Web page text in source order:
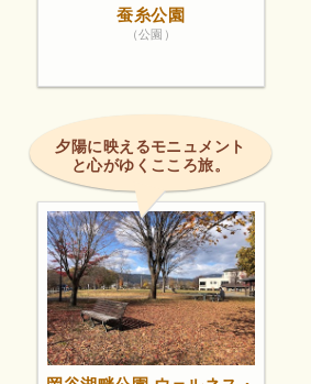
蚕糸公園
（公園）
夕陽に映えるモニュメント
と心がゆくこころ旅。